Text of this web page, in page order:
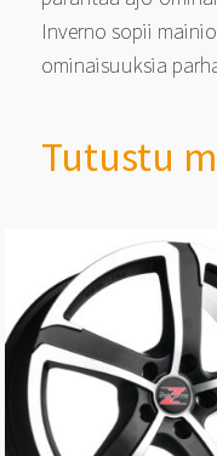
Inverno sopii
ominaisuuksia
Tutustu